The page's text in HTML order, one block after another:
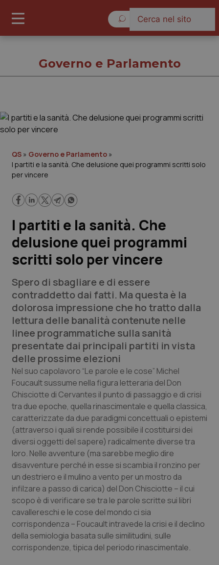
Governo e Parlamento
Regioni e Asl
Lavoro e Professioni
Scienza e Farmaci
Studi e Analisi
Lettere al direttore
Edizioni Regionali
QS Pro
Professionisti Sanitari.AI
Abruzzo
Basilicata
Calabria
Campania
Emilia-Romagna
Friuli Venezia Giulia
Lazio
QS Pro Gold
Artrite & artrosi
Asma & BPCO
Car-T
Colesterolo & coronaropatie
Dermatite Atopica
Diabete & glucometri
QS Club Newsletter
Governo e Parlamento
QS » Governo e Parlamento »
I partiti e la sanità. Che delusione quei programmi scritti solo
per vincere
I partiti e la sanità. Che
delusione quei programmi
scritti solo per vincere
Spero di sbagliare e di essere
contraddetto dai fatti. Ma questa è la
dolorosa impressione che ho tratto dalla
lettura delle banalità contenute nelle
linee programmatiche sulla sanità
presentate dai principali partiti in vista
delle prossime elezioni
Nel suo capolavoro “Le parole e le cose” Michel
Foucault sussume nella figura letteraria del Don
Chisciotte di Cervantes il punto di passaggio e di crisi
tra due epoche, quella rinascimentale e quella classica,
caratterizzate da due paradigmi concettuali o epistemi
(attraverso i quali si rende possibile il costituirsi dei
diversi oggetti del sapere) radicalmente diverse tra
loro. Nelle avventure (ma sarebbe meglio dire
disavventure perché in esse si scambia il ronzino per
un destriero e il mulino a vento per un mostro da
infilzare a passo di carica) del Don Chisciotte – il cui
scopo è di verificare se tra le parole scritte sui libri
cavallereschi e le cose del mondo ci sia
corrispondenza – Foucault intravede la crisi e il declino
della semiologia basata sulle similitudini, sulle
corrispondenze, tipica del periodo rinascimentale.